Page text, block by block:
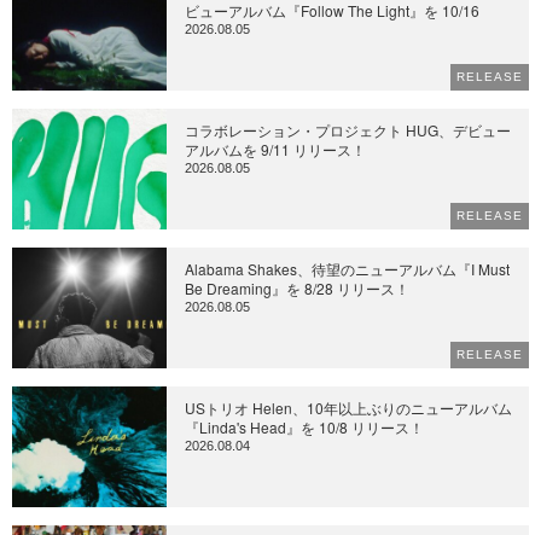
ビューアルバム『Follow The Light』を 10/16
2026.08.05
RELEASE
コラボレーション・プロジェクト HUG、デビュー
アルバムを 9/11 リリース！
2026.08.05
RELEASE
Alabama Shakes、待望のニューアルバム『I Must
Be Dreaming』を 8/28 リリース！
2026.08.05
RELEASE
USトリオ Helen、10年以上ぶりのニューアルバム
『Linda's Head』を 10/8 リリース！
2026.08.04